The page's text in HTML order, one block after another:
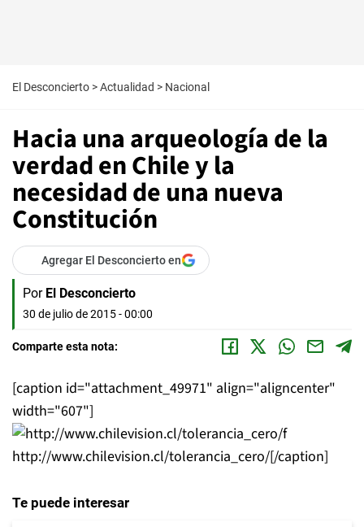
El Desconcierto >Actualidad > Nacional
Hacia una arqueología de la
verdad en Chile y la
necesidad de una nueva
Constitución
Agregar El Desconcierto en
Por El Desconcierto
30 de julio de 2015 - 00:00
Comparte esta nota:
[caption id="attachment_49971" align="aligncenter"
width="607"]
http://www.chilevision.cl/tolerancia_cero/[/caption]
Te puede interesar